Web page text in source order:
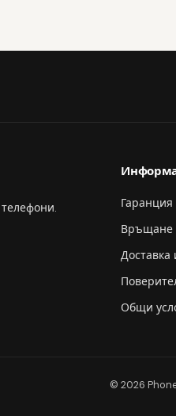
Гаранция
Връщане
Общи
© 2026